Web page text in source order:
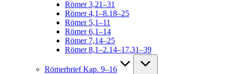
Römer 3,21–31
Römer 4,1–8.18–25
Römer 5,1–11
Römer 6,1–14
Römer 7,14–25
Römer 8,1–2.14–17.31–39
Römerbrief Kap. 9–16